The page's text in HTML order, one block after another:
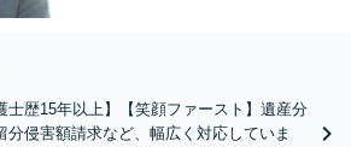
士歴15年以上】【笑顔ファースト】遺産分
侵害額請求など、幅広く対応していま